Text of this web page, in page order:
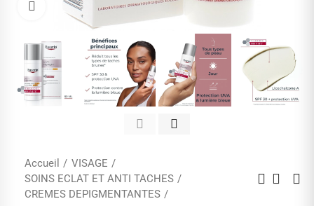
Cliquez pour agrandir
Accueil
VISAGE
SOINS ECLAT ET ANTI TACHES
CREMES DEPIGMENTANTES